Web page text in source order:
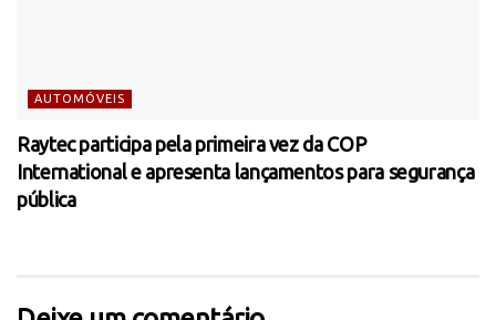
AUTOMÓVEIS
Raytec participa pela primeira vez da COP
International e apresenta lançamentos para segurança
pública